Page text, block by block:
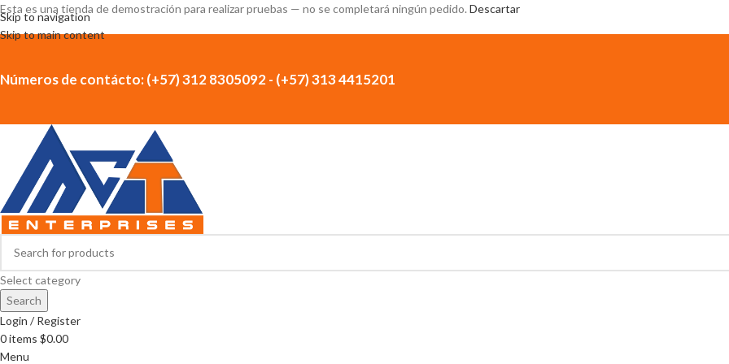
Esta es una tienda de demostración para realizar pruebas — no se completará ningún pedido. Descartar
Skip to navigation
Skip to main content
Números de contácto: (+57) 312 8305092 - (+57) 313 4415201
Select category
Search
Login / Register
0items $0.00
Menu